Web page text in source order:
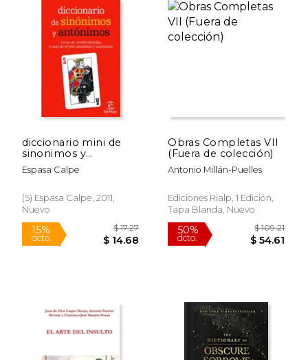
40%
dcto.
50%
dcto.
diccionario mini de
sinonimos y
antonimos
Espasa Calpe
(5) Espasa Calpe, 2011,
Nuevo
dcto.
Obras Completas VII
(Fuera de colección)
Antonio Millán-Puelles
Ediciones Rialp, 1 Edición,
Tapa Blanda, Nuevo
50%
dcto.